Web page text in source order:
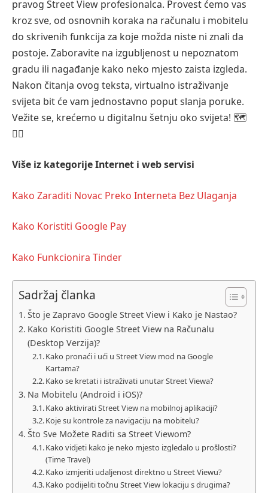
pravog Street View profesionalca. Provest ćemo vas
kroz sve, od osnovnih koraka na računalu i mobitelu
do skrivenih funkcija za koje možda niste ni znali da
postoje. Zaboravite na izgubljenost u nepoznatom
gradu ili nagađanje kako neko mjesto zaista izgleda.
Nakon čitanja ovog teksta, virtualno istraživanje
svijeta bit će vam jednostavno poput slanja poruke.
Vežite se, krećemo u digitalnu šetnju oko svijeta! 🗺️
🚶‍♂️
Više iz kategorijeInternet i web servisi
Kako Zaraditi Novac Preko Interneta Bez Ulaganja
Kako Koristiti Google Pay
Kako Funkcionira Tinder
Sadržaj članka
Što je Zapravo Google Street View i Kako je Nastao?
Kako Koristiti Google Street View na Računalu
(Desktop Verzija)?
Kako pronaći i ući u Street View mod na Google
Kartama?
Kako se kretati i istraživati unutar Street Viewa?
Na Mobitelu (Android i iOS)?
Kako aktivirati Street View na mobilnoj aplikaciji?
Koje su kontrole za navigaciju na mobitelu?
Što Sve Možete Raditi sa Street Viewom?
Kako vidjeti kako je neko mjesto izgledalo u prošlosti?
(Time Travel)
Kako izmjeriti udaljenost direktno u Street Viewu?
Kako podijeliti točnu Street View lokaciju s drugima?